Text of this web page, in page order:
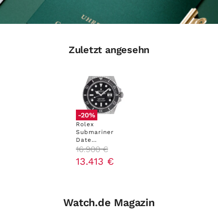
Zuletzt angesehn
Rolex
Submariner
Date
Ref.126610LN
Ungetragen
-20%
16.900 €
13.413 €
Watch.de Magazin